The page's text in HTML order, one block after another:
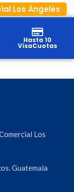
Los Ángeles
Hasta 10
VisaCuotas
Los
Guatemala